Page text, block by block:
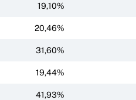
19,10%
20,46%
31,60%
19,44%
41,93%